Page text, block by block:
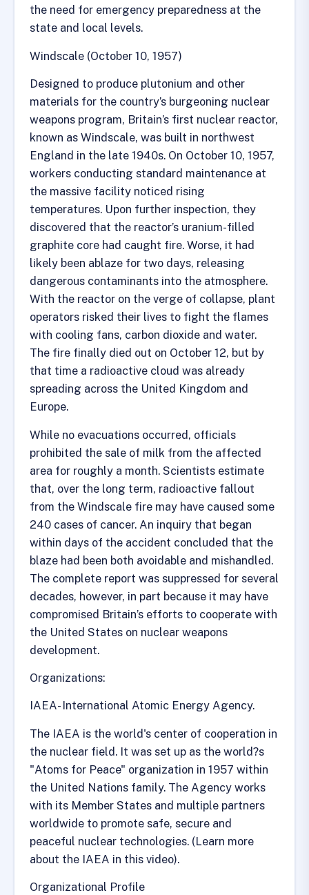
the need for emergency preparedness at the
state and local levels.
Windscale (October 10, 1957)
Designed to produce plutonium and other
materials for the country’s burgeoning nuclear
weapons program, Britain’s first nuclear reactor,
known as Windscale, was built in northwest
England in the late 1940s. On October 10, 1957,
workers conducting standard maintenance at
the massive facility noticed rising
temperatures. Upon further inspection, they
discovered that the reactor’s uranium-filled
graphite core had caught fire. Worse, it had
likely been ablaze for two days, releasing
dangerous contaminants into the atmosphere.
With the reactor on the verge of collapse, plant
operators risked their lives to fight the flames
with cooling fans, carbon dioxide and water.
The fire finally died out on October 12, but by
that time a radioactive cloud was already
spreading across the United Kingdom and
Europe.
While no evacuations occurred, officials
prohibited the sale of milk from the affected
area for roughly a month. Scientists estimate
that, over the long term, radioactive fallout
from the Windscale fire may have caused some
240 cases of cancer. An inquiry that began
within days of the accident concluded that the
blaze had been both avoidable and mishandled.
The complete report was suppressed for several
decades, however, in part because it may have
compromised Britain’s efforts to cooperate with
the United States on nuclear weapons
development.
Organizations:
IAEA- International Atomic Energy Agency.
The IAEA is the world's center of cooperation in
the nuclear field. It was set up as the world?s
"Atoms for Peace" organization in 1957 within
the United Nations family. The Agency works
with its Member States and multiple partners
worldwide to promote safe, secure and
peaceful nuclear technologies. (Learn more
about the IAEA in this video).
Organizational Profile